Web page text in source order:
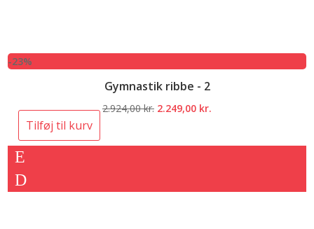
-23%
Gymnastik ribbe - 2
2.924,00kr. Den
2.249,00 kr.
Tilføj til kurv